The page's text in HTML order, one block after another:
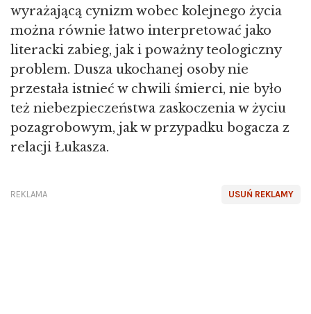
wyrażającą cynizm wobec kolejnego życia
można równie łatwo interpretować jako
literacki zabieg, jak i poważny teologiczny
problem. Dusza ukochanej osoby nie
przestała istnieć w chwili śmierci, nie było
też niebezpieczeństwa zaskoczenia w życiu
pozagrobowym, jak w przypadku bogacza z
relacji Łukasza.
USUŃ REKLAMY
REKLAMA